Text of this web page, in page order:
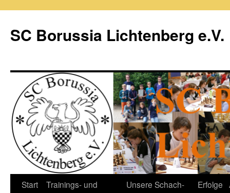
springen
SC Borussia Lichtenberg e.V.
Start
Trainings- und
Unsere Schach-
Erfolge